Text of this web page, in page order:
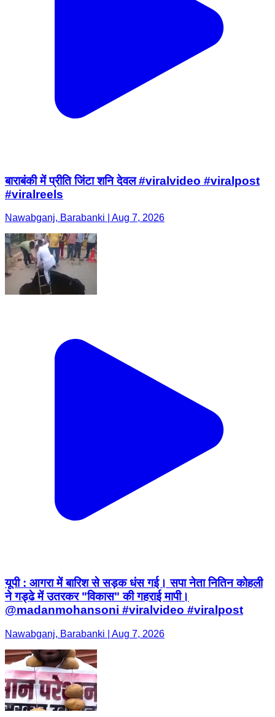
बाराबंकी में प्रीति जिंटा शनि देवल #viralvideo #viralpost
#viralreels
Nawabganj, Barabanki | Aug 7, 2026
यूपी : आगरा में बारिश से सड़क धंस गई। सपा नेता नितिन कोहली
ने गड्ढे में उतरकर "विकास" की गहराई मापी।
@madanmohansoni #viralvideo #viralpost
Nawabganj, Barabanki | Aug 7, 2026